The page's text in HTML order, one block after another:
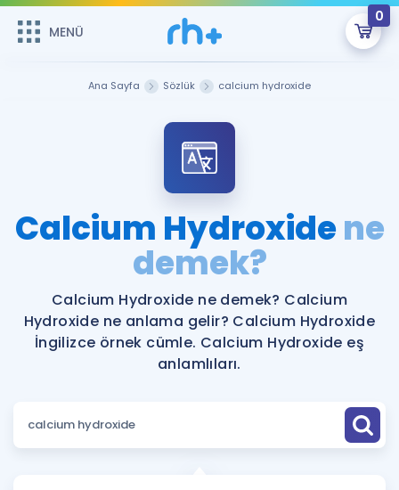
MENÜ
0
Şifremi Hatırlamıyorum
Sepetin Şu An Boş.
Remzi Hoca ile seni sınava hazırlayacak onlarca eğitim seni
bekliyor!
MENÜ
Katılımcı Görüşleri
Faydalı Araçlar
Ücretsiz Kaynaklar
Blog
İngilizce Gramer
Kariyer
Ana Sayfa Sözlük calcium hydroxide
Calcium Hydroxidene
demek?
Calcium Hydroxide ne demek? Calcium
Hydroxide ne anlama gelir? Calcium Hydroxide
İngilizce örnek cümle. Calcium Hydroxide eş
anlamlıları.